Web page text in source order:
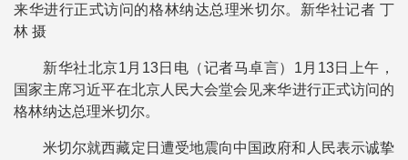
来华进行正式访问的格林纳达总理米切尔。新华社记者 丁
林 摄
新华社北京1月13日电（记者马卓言）1月13日上午，
国家主席习近平在北京人民大会堂会见来华进行正式访问的
格林纳达总理米切尔。
米切尔就西藏定日遭受地震向中国政府和人民表示诚挚